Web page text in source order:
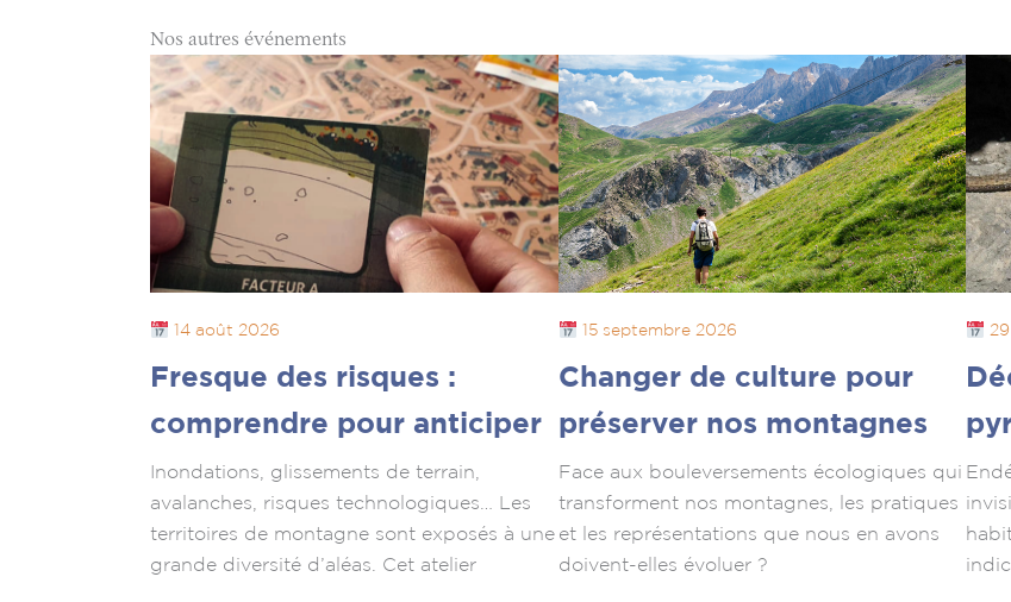
Nos autres événements
14 août 2026
Fresque des risques :
comprendre pour anticiper
Inondations, glissements de terrain,
avalanches, risques technologiques… Les
territoires de montagne sont exposés à une
grande diversité d’aléas. Cet atelier
15 septembre 2026
Changer de culture pour
préserver nos montagnes
Face aux bouleversements écologiques qui
transforment nos montagnes, les pratiques
et les représentations que nous en avons
doivent-elles évoluer ?